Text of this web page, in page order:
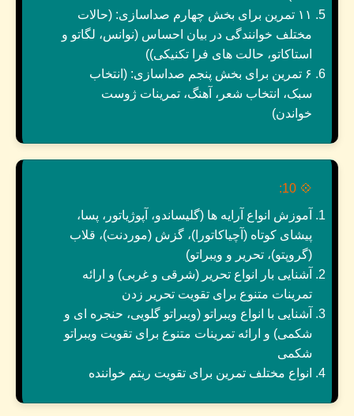
۱۱ تمرین برای بخش چهارم صداسازی: (حالات
مختلف خوانندگی در بیان احساس (نوانس، لگاتو و
استاکاتو، حالت های فرا تکنیکی))
۶ تمرین برای بخش پنجم صداسازی: (انتخاب
سبک، انتخاب شعر، آهنگ، تمرینات ژوست
خواندن)
💠
10:
آموزش انواع آرایه ها (گلیساندو، آپوژیاتور، پسا،
پیشای کوتاه (آچیاکاتورا)، گزش (موردنت)، قلاب
(گروپتو)، تحریر و ویبراتو)
آشنایی بار انواع تحریر (شرقی و غربی) و ارائه
تمرینات متنوع برای تقویت تحریر زدن
آشنایی با انواع ویبراتو (ویبراتو گلویی، حنجره ای و
شکمی) و ارائه تمرینات متنوع برای تقویت ویبراتو
شکمی
انواع مختلف تمرین برای تقویت ریتم خواننده